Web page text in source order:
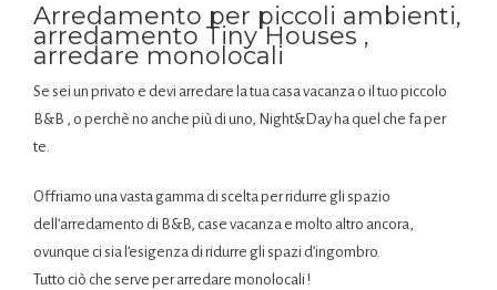
Arredamento per piccoli ambienti,
arredamento Tiny Houses ,
arredare monolocali
Se sei un privato e devi arredare la tua casa vacanza o il tuo piccolo
B&B , o perchè no anche più di uno, Night&Day ha quel che fa per
te.
Offriamo una vasta gamma di scelta per ridurre gli spazio
dell’arredamento di B&B, case vacanza e molto altro ancora,
ovunque ci sia l’esigenza di ridurre gli spazi d’ingombro.
Tutto ciò che serve per arredare monolocali !